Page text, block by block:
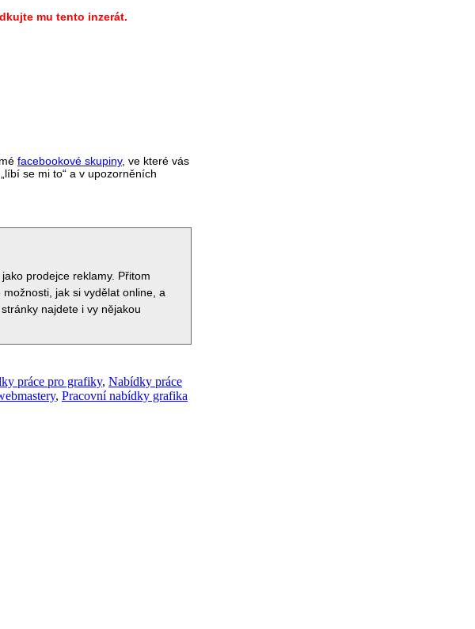
mu tento inzerát.
facebookové skupiny, ve které vás
se mi to“ a v upozorněních
prodejce reklamy. Přitom
jak si vydělat online, a
najdete i vy nějakou
práce pro grafiky, Nabídky práce
, Pracovní nabídky grafika